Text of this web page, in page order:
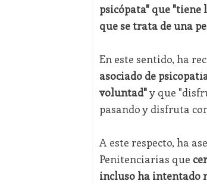
psicópata" que "tiene
que se trata de una
En este sentido, ha
asociado de
voluntad"y que
pasando y disfruta
A este respecto, ha
Penitenciarias que
incluso ha intentado